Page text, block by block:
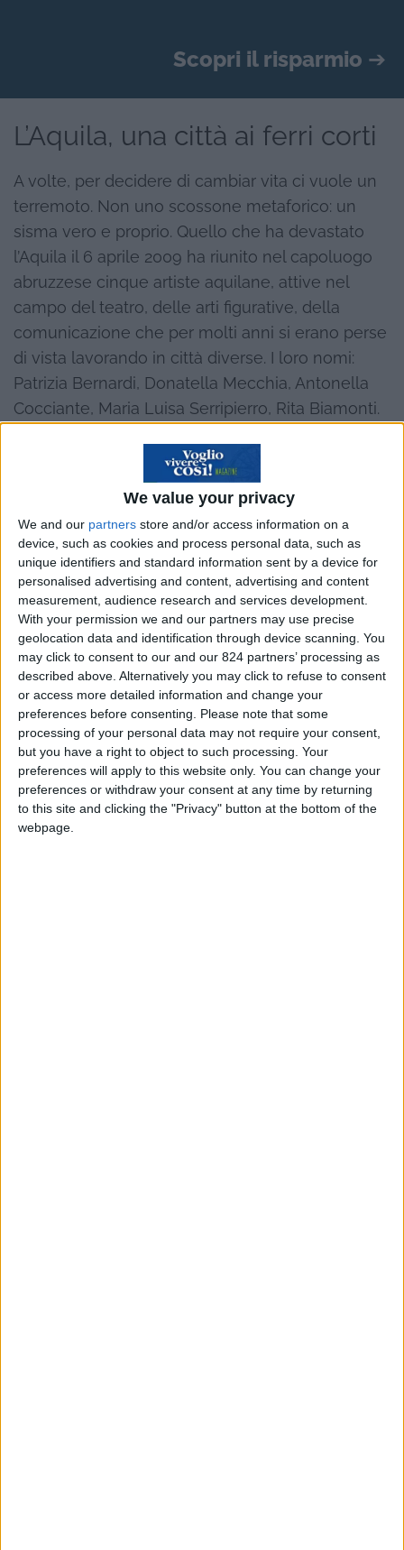
We value your privacy
We and our partners store and/or access information on a
device, such as cookies and process personal data, such as
unique identifiers and standard information sent by a device for
personalised advertising and content, advertising and content
measurement, audience research and services development.
With your permission we and our partners may use precise
geolocation data and identification through device scanning. You
may click to consent to our and our 824 partners’ processing as
described above. Alternatively you may click to refuse to consent
or access more detailed information and change your
preferences before consenting. Please note that some
processing of your personal data may not require your consent,
but you have a right to object to such processing. Your
preferences will apply to this website only. You can change your
preferences or withdraw your consent at any time by returning
to this site and clicking the "Privacy" button at the bottom of the
webpage.
Scopri il risparmio ➔
L’Aquila, una città ai ferri corti
A volte, per decidere di cambiar vita ci vuole un
terremoto. Non uno scossone metaforico: un
sisma vero e proprio. Quello che ha devastato
l’Aquila il 6 aprile 2009 ha riunito nel capoluogo
abruzzese cinque artiste aquilane, attive nel
campo del teatro, delle arti figurative, della
comunicazione che per molti anni si erano perse
di vista lavorando in città diverse. I loro nomi:
Patrizia Bernardi, Donatella Mecchia, Antonella
Cocciante, Maria Luisa Serripierro, Rita Biamonti.
siamo sentite in dovere di fare qualcosa per la
nostra gente, la nostra città e per noi: quello che
sapevamo fare era raccontare.” Nasce così
l’associazione culturaleAnimammersa, che
inizialmente fa teatro, dando voce agli sfollati
delle tendopoli e degli alberghi. Gli spettacoli
nascono numerosi, uno dopo l’altro, in una sorta
di catarsi collettiva: prima Lettere dall’Aquila; poi
La conta d’Aquila, uno spettacolo di denuncia
sulla ricostruzione; Il terremoto delle donne, e
Memoriter, un cortometraggio sui 150 anni
dell’Unità d’Italia visti dagli aquilani.